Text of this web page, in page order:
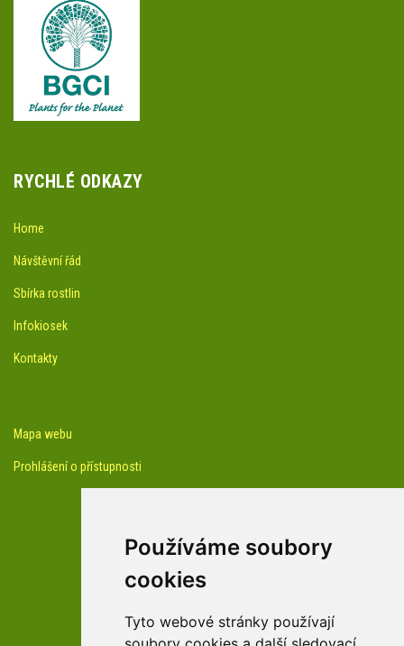
Používáme soubory
cookies
Tyto webové stránky používají
RYCHLÉ ODKAZY
Home
Návštěvní řád
Sbírka rostlin
Infokiosek
Kontakty
Mapa webu
Prohlášení o přístupnosti